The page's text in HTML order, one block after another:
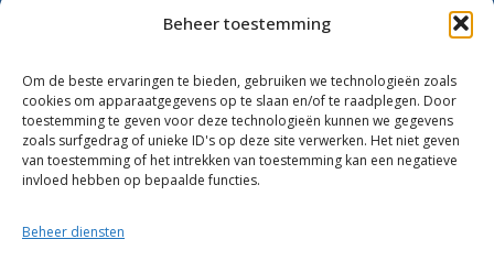
Beheer toestemming
Om de beste ervaringen te bieden, gebruiken we technologieën zoals
cookies om apparaatgegevens op te slaan en/of te raadplegen. Door
toestemming te geven voor deze technologieën kunnen we gegevens
zoals surfgedrag of unieke ID's op deze site verwerken. Het niet geven
van toestemming of het intrekken van toestemming kan een negatieve
invloed hebben op bepaalde functies.
Beheer diensten
PRODUCTEN ZOEKEN
Zoeken
naar:
Zoeken
10